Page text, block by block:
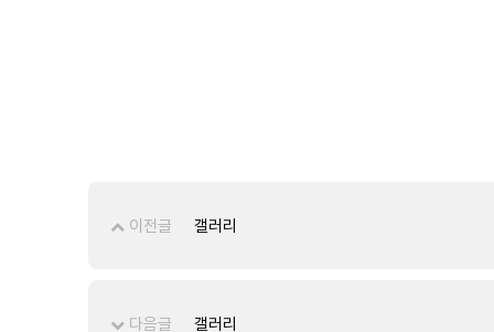
이전글 갤러리
다음글 갤러리